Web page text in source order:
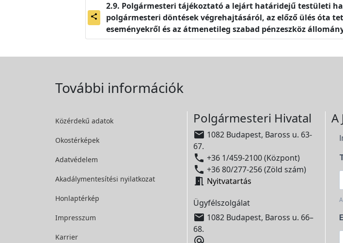
share
Polgármesteri tájékoztató a lejárt határidejű testületi
polgármesteri döntések végrehajtásáról, az előző ülés óta
eseményekről és az átmenetileg szabad pénzeszköz
További információk
Közérdekű adatok
Okostérképek
Adatvédelem
Akadálymentesítési nyilatkozat
Honlaptérkép
Impresszum
Karrier
Polgármesteri Hivatal
 1082 Budapest, Baross u. 63-
67.
 +36 1/459-2100 (Központ)
 +36 80/277-256 (Zöld szám)
 Nyitvatartás
Ügyfélszolgálat
 1082 Budapest, Baross u. 66–
68.
A